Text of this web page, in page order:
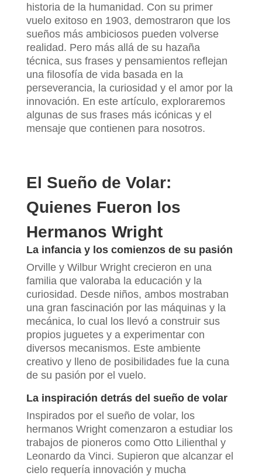
historia de la humanidad. Con su primer
vuelo exitoso en 1903, demostraron que los
sueños más ambiciosos pueden volverse
realidad. Pero más allá de su hazaña
técnica, sus frases y pensamientos reflejan
una filosofía de vida basada en la
perseverancia, la curiosidad y el amor por la
innovación. En este artículo, exploraremos
algunas de sus frases más icónicas y el
mensaje que contienen para nosotros.
El Sueño de Volar:
Quienes Fueron los
Hermanos Wright
La infancia y los comienzos de su pasión
Orville y Wilbur Wright crecieron en una
familia que valoraba la educación y la
curiosidad. Desde niños, ambos mostraban
una gran fascinación por las máquinas y la
mecánica, lo cual los llevó a construir sus
propios juguetes y a experimentar con
diversos mecanismos. Este ambiente
creativo y lleno de posibilidades fue la cuna
de su pasión por el vuelo.
La inspiración detrás del sueño de volar
Inspirados por el sueño de volar, los
hermanos Wright comenzaron a estudiar los
trabajos de pioneros como Otto Lilienthal y
Leonardo da Vinci. Supieron que alcanzar el
cielo requería innovación y mucha